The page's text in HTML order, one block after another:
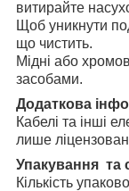
витирайте
Щоб уникнути
що чистить.
Мідні або
засобами.
Додаткова
Кабелі та інші
лише
Упакування та
Кількість